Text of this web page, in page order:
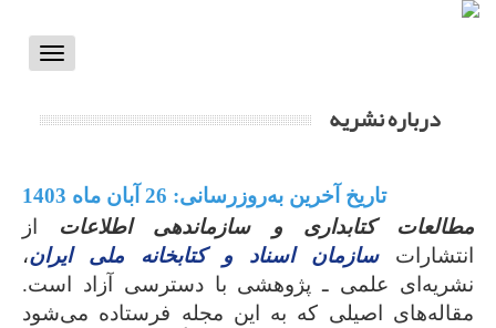
Toggle
درباره نشریه
تاریخ آخرین بهروزرسانی: 26 آبان ماه 1403
مطالعات کتابداری و سازماندهی اطلاعات از
انتشارات
سازمان اسناد و کتابخانه ملی ایران،
نشریه‌ای علمی ـ پژوهشی‌ با دسترسی آزاد است.
مقاله‌های اصیلی که به این مجله فرستاده می‌شود‌